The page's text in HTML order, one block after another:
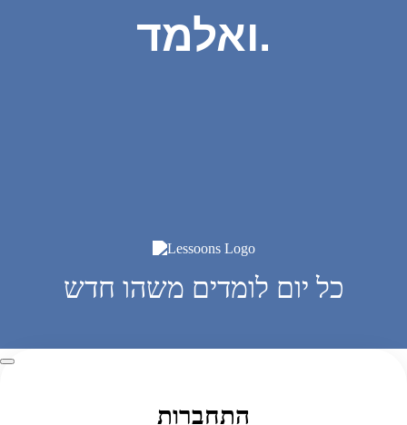
ואלמד.
כל יום לומדים משהו חדש
התחברות